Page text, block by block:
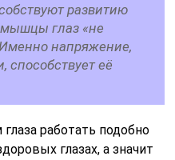
развитию
мышцы глаз «не
напряжение,
её
работать подобно
глазах, а значит